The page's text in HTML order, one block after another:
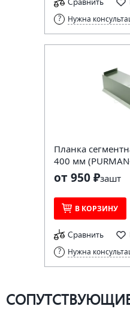
Нужна
Планка
400 мм
от 950 ₽зашт
В КОРЗИНУ
Сравнить
Нужна